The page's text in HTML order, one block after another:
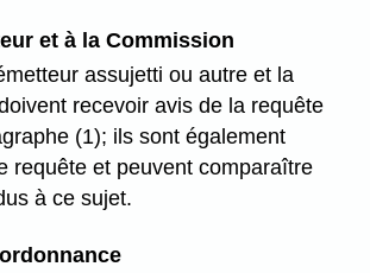
et à la Commission
assujetti ou autre et la
recevoir avis de la requête
(1); ils sont également
requête et peuvent comparaître
à ce sujet.